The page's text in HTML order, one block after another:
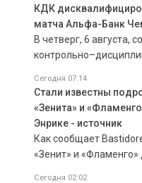
КДК
матча Альфа-Банк
В четверг, 6 августа,
Сегодня 07:14
Стали известны
«Зенита» и
Энрике - источник
Как сообщает
«Зенит» и «Фламенго»
Сегодня 02:02